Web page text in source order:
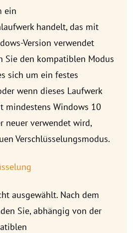
ein
handelt, das mit
Version verwendet
Sie den kompatiblen Modus
sich um ein festes
wenn dieses Laufwerk
mindestens Windows 10
neuer verwendet wird,
Verschlüsselungsmodus.
ausgewählt. Nach dem
Sie, abhängig von der